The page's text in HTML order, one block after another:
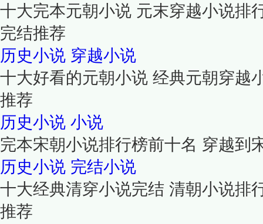
十大完本元朝小说 元末穿越小说排
完结推荐
历史小说 穿越小说
十大好看的元朝小说 经典元朝穿越
推荐
历史小说 小说
完本宋朝小说排行榜前十名 穿越到
历史小说 完结小说
十大经典清穿小说完结 清朝小说排
推荐